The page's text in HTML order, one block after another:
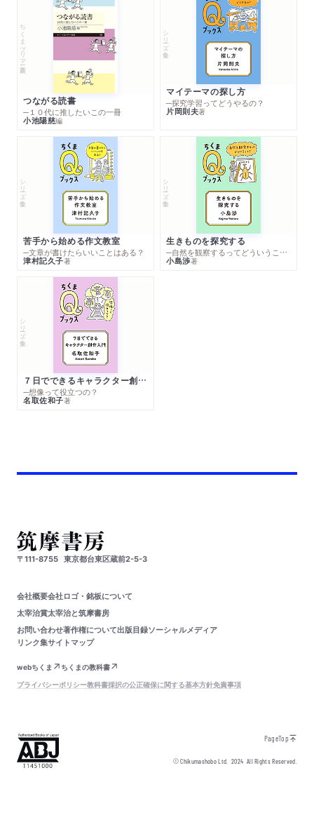
ちくまプリマー新書
つながる読書
─１０代に推したいこの一冊
小池陽慈編
シリーズ・全集
マイテーマの探し方
─探究学習ってどうやるの？
片岡則夫著
シリーズ・全集
苦手から始める作文教室
─文章が書けたらいいことはある？
津村記久子著
シリーズ・全集
生きものを探究する
─自然を観察するってどういうこと？
小島渉著
シリーズ・全集
７日でできるキャラクター創作入門
─想像って役立つの？
名取佐和子著
〒111-8755 東京都台東区蔵前2-5-3
会社概要会社ロゴ・銘板について
太宰治賞太宰治と筑摩書房
お問い合わせ著作権について出版目録ソーシャルメディア
リンク集サイトマップ
webちくま
ちくまの教科書
プライバシーポリシー教科書採択の公正確保に関する基本方針免責事項
PageTop
© Chikumashobo Ltd.2024 All Rights Reserved.